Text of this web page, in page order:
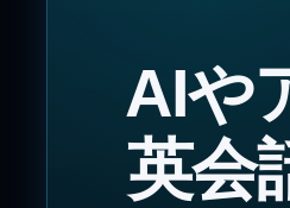
AIや
英会